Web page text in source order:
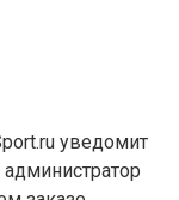
уведомит